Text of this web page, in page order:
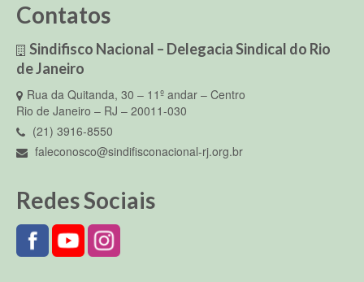
Contatos
Sindifisco Nacional – Delegacia Sindical do Rio
de Janeiro
Rua da Quitanda, 30 – 11º andar – Centro
Rio de Janeiro – RJ – 20011-030
(21) 3916-8550
faleconosco@sindifisconacional-rj.org.br
Redes Sociais